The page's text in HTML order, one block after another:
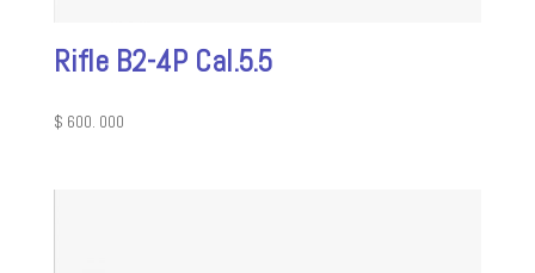
Rifle B2-4P Cal.5.5
$ 600. 000